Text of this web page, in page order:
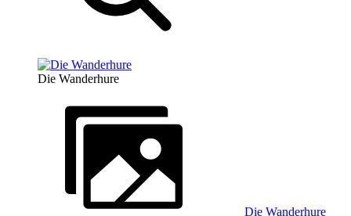
Die Wanderhure
Die Wanderhure